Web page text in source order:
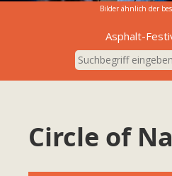
Bilder ähnlich der
Asphalt-
Circle of